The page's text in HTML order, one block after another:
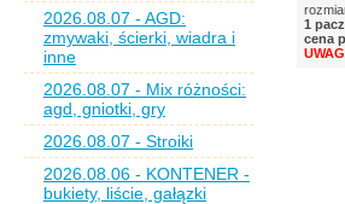
2026.08.07 - AGD:
zmywaki, ścierki, wiadra i
inne
2026.08.07 - Mix różności:
agd, gniotki, gry
2026.08.07 - Stroiki
2026.08.06 - KONTENER -
bukiety, liście, gałązki
1
cena